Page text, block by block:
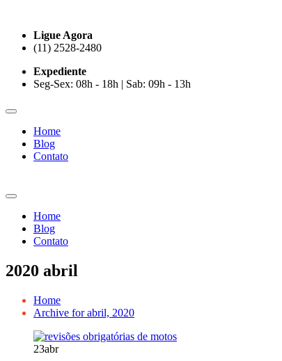
Ligue Agora
(11) 2528-2480
Expediente
Seg-Sex: 08h - 18h | Sab: 09h - 13h
Home
Blog
Contato
Home
Blog
Contato
2020 abril
Home
Archive for abril, 2020
23abr